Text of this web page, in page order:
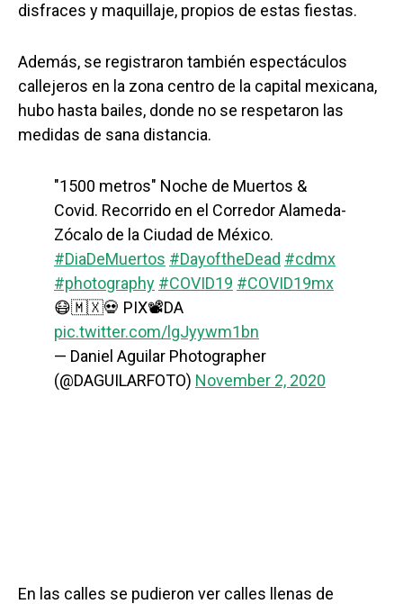
disfraces y maquillaje, propios de estas fiestas.
Además, se registraron también espectáculos
callejeros en la zona centro de la capital mexicana,
hubo hasta bailes, donde no se respetaron las
medidas de sana distancia.
"1500 metros" Noche de Muertos &
Covid. Recorrido en el Corredor Alameda-
Zócalo de la Ciudad de México.
#DiaDeMuertos #DayoftheDead #cdmx
#photography #COVID19 #COVID19mx
😷🇲🇽💀 PIX📽️DA
pic.twitter.com/lgJyywm1bn
— Daniel Aguilar Photographer
(@DAGUILARFOTO) November 2, 2020
En las calles se pudieron ver calles llenas de